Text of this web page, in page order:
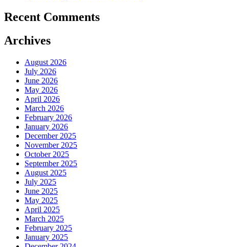
Recent Comments
Archives
August 2026
July 2026
June 2026
May 2026
April 2026
March 2026
February 2026
January 2026
December 2025
November 2025
October 2025
September 2025
August 2025
July 2025
June 2025
May 2025
April 2025
March 2025
February 2025
January 2025